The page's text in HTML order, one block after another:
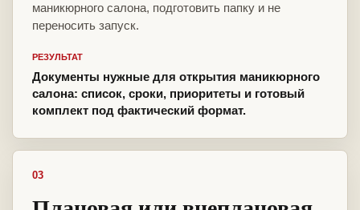
маникюрного салона, подготовить папку и не
переносить запуск.
РЕЗУЛЬТАТ
Документы нужные для открытия маникюрного
салона: список, сроки, приоритеты и готовый
комплект под фактический формат.
03